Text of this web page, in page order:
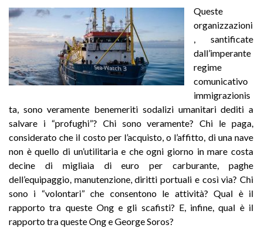
Queste
organizzazioni
, santificate
dall’imperante
regime
comunicativo
immigrazionis
ta, sono veramente benemeriti sodalizi umanitari dediti a
salvare i “profughi”? Chi sono veramente? Chi le paga,
considerato che il costo per l’acquisto, o l’affitto, di una nave
non è quello di un’utilitaria e che ogni giorno in mare costa
decine di migliaia di euro per carburante, paghe
dell’equipaggio, manutenzione, diritti portuali e così via? Chi
sono i “volontari” che consentono le attività? Qual è il
rapporto tra queste Ong e gli scafisti? E, infine, qual è il
rapporto tra queste Ong e George Soros?